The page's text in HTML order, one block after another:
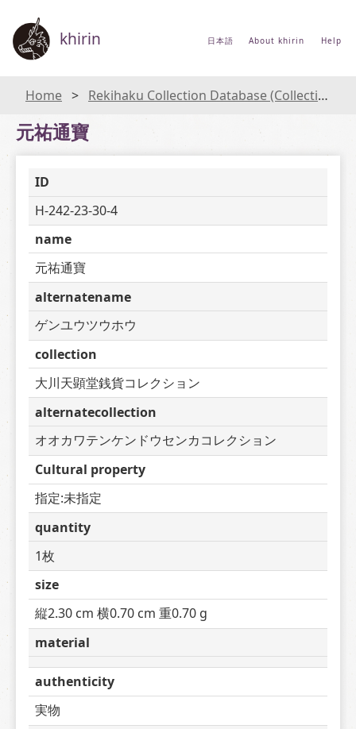
khirin 日本語 About khirin Help
Home Rekihaku Collection Database (Collections Database of the National Museum of Japanese History)
元祐通寶
ID
H-242-23-30-4
name
元祐通寶
alternatename
ゲンユウツウホウ
collection
大川天顕堂銭貨コレクション
alternatecollection
オオカワテンケンドウセンカコレクション
Cultural property
指定:未指定
quantity
1枚
size
縦2.30 cm 横0.70 cm 重0.70 g
material
authenticity
実物